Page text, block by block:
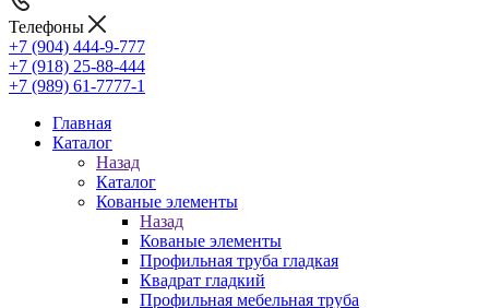
Телефоны
+7 (904) 444-9-777
+7 (918) 25-88-444
+7 (989) 61-7777-1
Главная
Каталог
Назад
Каталог
Кованые элементы
Назад
Кованые элементы
Профильная труба гладкая
Квадрат гладкий
Профильная мебельная труба